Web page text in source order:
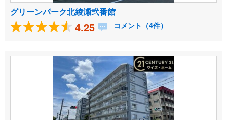
グリーンパーク北綾瀬弐番館
4.25 コメント（4件）